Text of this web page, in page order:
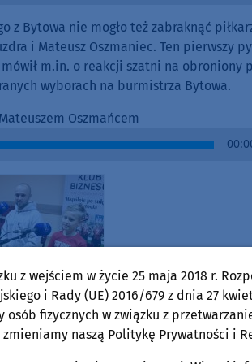
z Bytowa nie mogło też zabraknąć
i Mateusz Oszmaniec. Ten pierwszy
m.in. o reakcji szatni na obroniony
wyborach na burmistrza Bytowa.
Oszmańcem
Bytowa
karatecy. Filip Gawroński i Franek
które chłopcy zdobyli podczas Pucharu
z wejściem w życie 25 maja 2018 r.
i Rady (UE) 2016/679 z dnia 27
osób fizycznych w związku z
zmieniamy naszą Politykę Prywatności i